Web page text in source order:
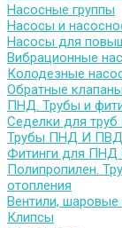
Насосные группы
Насосы и
Насосы для
Вибрационные
Колодезные
Обратные клапаны
ПНД. Трубы и
Седелки для
Трубы ПНД И ПВД
Фитинги для ПНД
Полипропилен.
отопления
Вентили, шаровые
Клипсы